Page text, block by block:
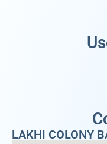
LAKHI COLONY